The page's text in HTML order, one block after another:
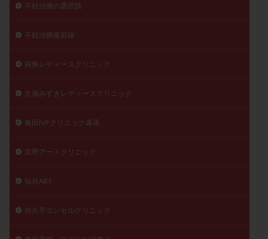
不妊治療の選択肢
不妊治療最前線
両角レディースクリニック
久保みずきレディースクリニック
亀田IVFクリニック幕張
京野アートクリニック
仙台ART
佐久平エンゼルクリニック